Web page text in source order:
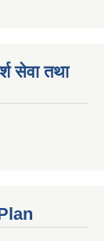
सेवा तथा